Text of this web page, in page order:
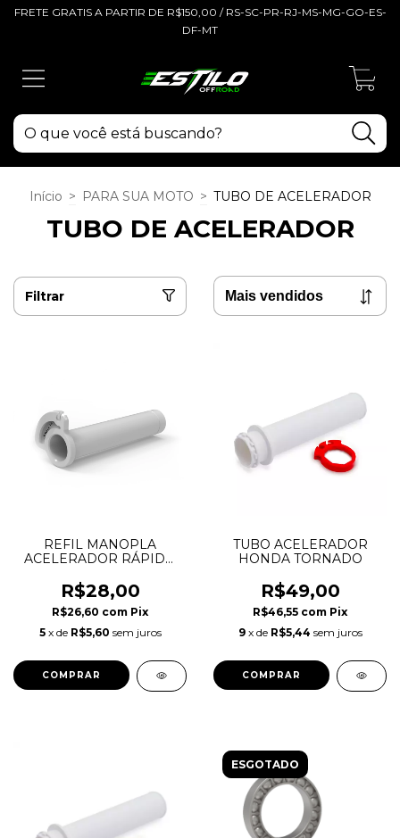
FRETE GRATIS A PARTIR DE R$150,00 / RS-SC-PR-RJ-MS-MG-GO-ES-
DF-MT
Início > PARA SUA MOTO > TUBO DE ACELERADOR
TUBO DE ACELERADOR
Filtrar
REFIL MANOPLA
ACELERADOR RÁPIDO
R$28,00
R$26,60 com Pix
5 x de R$5,60 sem juros
TUBO ACELERADOR
HONDA TORNADO
R$49,00
R$46,55 com Pix
9 x de R$5,44 sem juros
ESGOTADO